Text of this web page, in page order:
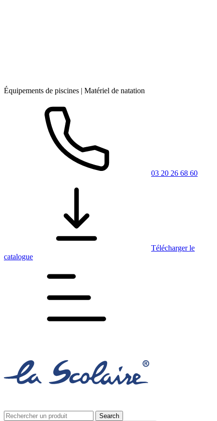
Équipements de piscines | Matériel de natation
03 20 26 68 60
Télécharger le
catalogue